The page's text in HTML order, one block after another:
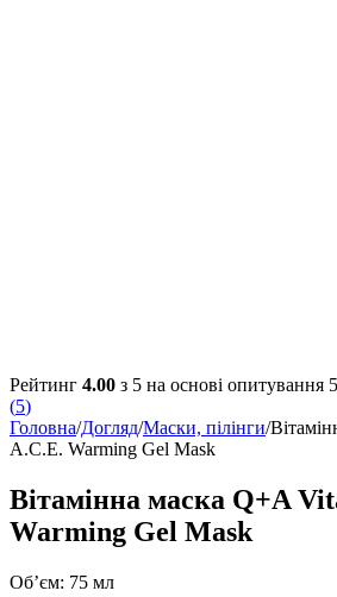
Рейтинг 4.00 з 5 на основі опитування 5
(5)
Головна/Догляд/Маски, пілінги/
A.C.E. Warming Gel Mask
Вітамінна маска Q+A
Warming Gel Mask
Об’єм: 75 мл